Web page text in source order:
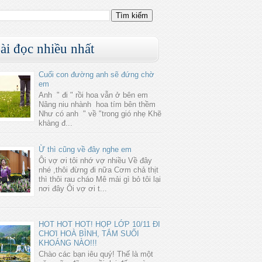
đọc nhiều nhất
Cuối con đường anh sẽ đứng chờ
em
Anh " đi " rồi hoa vẫn ở bên em
Nâng niu nhành hoa tím bên thềm
Như có anh " về "trong gió nhẹ Khẽ
khàng đ...
Ừ thì cũng về đây nghe em
Ôi vợ ơi tôi nhớ vợ nhiều Về đây
nhé ,thôi đừng đi nữa Cơm chả thịt
thì thôi rau cháo Mê mải gì bỏ tôi lại
nơi đây Ôi vợ ơi t...
HOT HOT HOT! HỌP LỚP 10/11 ĐI
CHƠI HOÀ BÌNH, TẮM SUỐI
KHOÁNG NÀO!!!
Chào các bạn iêu quý! Thế là một